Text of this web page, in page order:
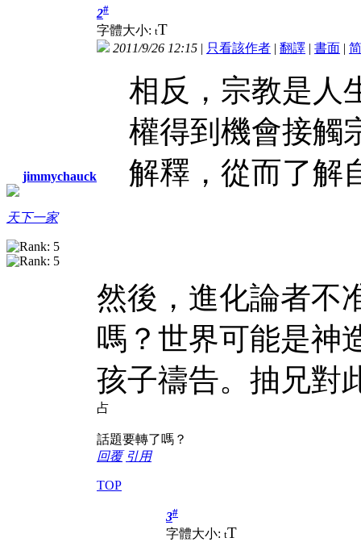
jimmychauck
天下一家
2#
字體大小: tT
2011/9/26 12:15 | 只看該作者 | 翻譯 | 書面 | 简
相反，宗教是人
權得到機會接觸
解釋，從而了解
然後，進化論者不
嗎？世界可能是神
孩子禱告。抽兄對
占
話題要轉了嗎？
回覆 引用
TOP
3#
字體大小: tT